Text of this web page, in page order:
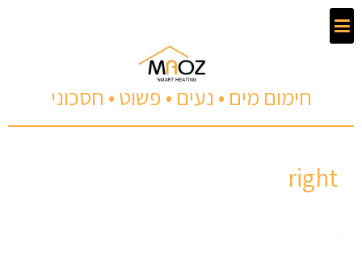
חימום מים • נעים • פשוט • חסכוני
right